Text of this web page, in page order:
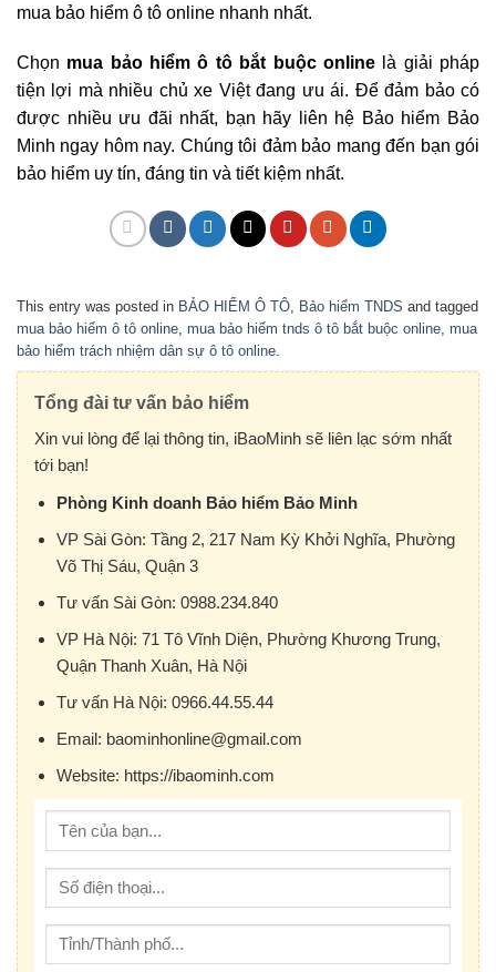
mua bảo hiểm ô tô online nhanh nhất.
Chọn mua bảo hiểm ô tô bắt buộc onlinelà giải pháp
tiện lợi mà nhiều chủ xe Việt đang ưu ái. Để đảm bảo có
được nhiều ưu đãi nhất, bạn hãy liên hệ Bảo hiểm Bảo
Minh ngay hôm nay. Chúng tôi đảm bảo mang đến bạn gói
bảo hiểm uy tín, đáng tin và tiết kiệm nhất.
This entry was posted in BẢO HIỂM Ô TÔ Bảo hiểm TNDS and tagged
mua bảo hiểm ô tô online mua bảo hiểm tnds ô tô bắt buộc online mua
bảo hiểm trách nhiệm dân sự ô tô online
Tổng đài tư vấn bảo hiểm
Xin vui lòng để lại thông tin, iBaoMinh sẽ liên lạc sớm nhất
tới bạn!
Phòng Kinh doanh Bảo hiểm Bảo Minh
VP Sài Gòn: Tầng 2, 217 Nam Kỳ Khởi Nghĩa, Phường
Võ Thị Sáu, Quận 3
Tư vấn Sài Gòn: 0988.234.840
VP Hà Nội: 71 Tô Vĩnh Diện, Phường Khương Trung,
Quận Thanh Xuân, Hà Nội
Tư vấn Hà Nội: 0966.44.55.44
Email: baominhonline@gmail.com
Website: https://ibaominh.com